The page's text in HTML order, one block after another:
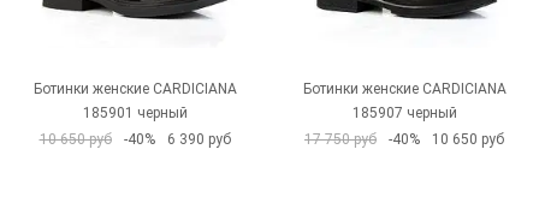
Ботинки женские CARDICIANA
185901 черный
10 650 руб
-40% 6 390 руб
Ботинки женские CARDICIANA
185907 черный
17 750 руб
-40% 10 650 руб